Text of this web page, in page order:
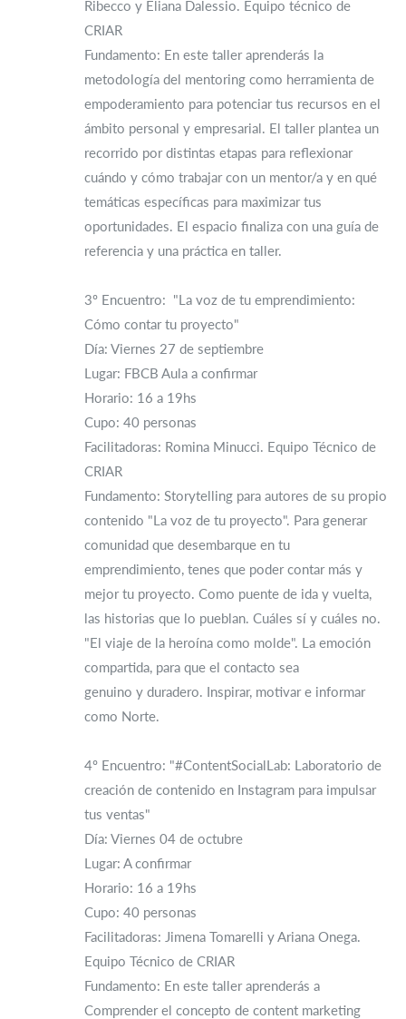
Ribecco y Eliana Dalessio. Equipo técnico de
CRIAR
Fundamento: En este taller aprenderás la
metodología del mentoring como herramienta de
empoderamiento para potenciar tus recursos en el
ámbito personal y empresarial. El taller plantea un
recorrido por distintas etapas para reflexionar
cuándo y cómo trabajar con un mentor/a y en qué
temáticas específicas para maximizar tus
oportunidades. El espacio finaliza con una guía de
referencia y una práctica en taller.
3º Encuentro: "La voz de tu emprendimiento:
Cómo contar tu proyecto"
Día: Viernes 27 de septiembre
Lugar: FBCB Aula a confirmar
Horario: 16 a 19hs
Cupo: 40 personas
Facilitadoras: Romina Minucci. Equipo Técnico de
CRIAR
Fundamento: Storytelling para autores de su propio
contenido "La voz de tu proyecto". Para generar
comunidad que desembarque en tu
emprendimiento, tenes que poder contar más y
mejor tu proyecto. Como puente de ida y vuelta,
las historias que lo pueblan. Cuáles sí y cuáles no.
"El viaje de la heroína como molde". La emoción
compartida, para que el contacto sea
genuino y duradero. Inspirar, motivar e informar
como Norte.
4º Encuentro: "#ContentSocialLab: Laboratorio de
creación de contenido en Instagram para impulsar
tus ventas"
Día: Viernes 04 de octubre
Lugar: A confirmar
Horario: 16 a 19hs
Cupo: 40 personas
Facilitadoras: Jimena Tomarelli y Ariana Onega.
Equipo Técnico de CRIAR
Fundamento: En este taller aprenderás a
Comprender el concepto de content marketing